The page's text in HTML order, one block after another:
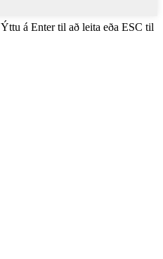
Ýttu á Enter til að leita eða ESC til